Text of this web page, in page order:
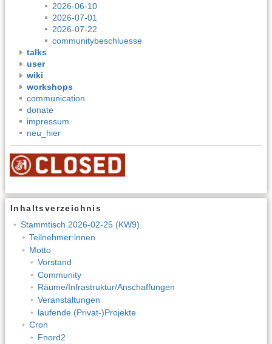
2026-06-10
2026-07-01
2026-07-22
communitybeschluesse
talks
user
wiki
workshops
communication
donate
impressum
neu_hier
Inhaltsverzeichnis
Stammtisch 2026-02-25 (KW9)
Teilnehmer:innen
Motto
Vorstand
Community
Räume/Infrastruktur/Anschaffungen
Veranstaltungen
laufende (Privat-)Projekte
Cron
Fnord2